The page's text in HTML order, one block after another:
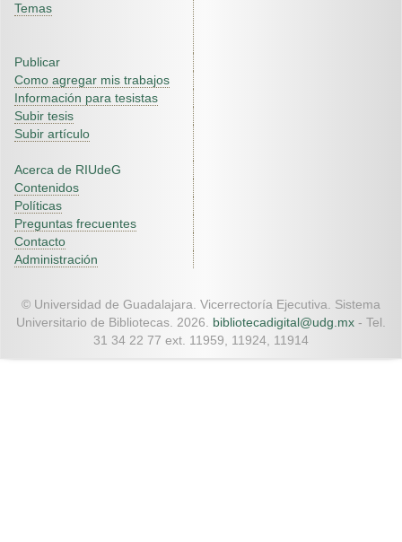
Temas
Publicar
Como agregar mis trabajos
Información para tesistas
Subir tesis
Subir artículo
Acerca de RIUdeG
Contenidos
Políticas
Preguntas frecuentes
Contacto
Administración
© Universidad de Guadalajara. Vicerrectoría Ejecutiva. Sistema
Universitario de Bibliotecas. 2026. bibliotecadigital@udg.mx - Tel.
31 34 22 77 ext. 11959, 11924, 11914